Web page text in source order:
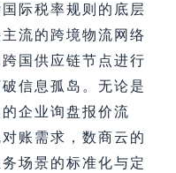
际税率规则的底层
流的跨境物流网络
国供应链节点进行
信息孤岛。无论是
企业询盘报价流
账需求，数商云的
场景的标准化与定